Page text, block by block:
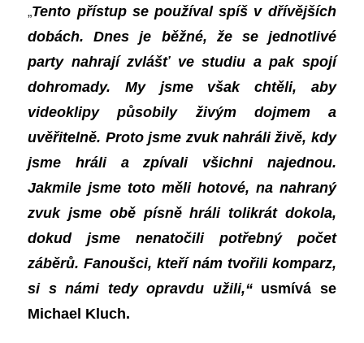
„Tento přístup se používal spíš v dřívějších
dobách. Dnes je běžné, že se jednotlivé
party nahrají zvlášť ve studiu a pak spojí
dohromady. My jsme však chtěli, aby
videoklipy působily živým dojmem a
uvěřitelně. Proto jsme zvuk nahráli živě, kdy
jsme hráli a zpívali všichni najednou.
Jakmile jsme toto měli hotové, na nahraný
zvuk jsme obě písně hráli tolikrát dokola,
dokud jsme nenatočili potřebný počet
záběrů. Fanoušci, kteří nám tvořili komparz,
si s námi tedy opravdu užili,“ usmívá se
Michael Kluch.